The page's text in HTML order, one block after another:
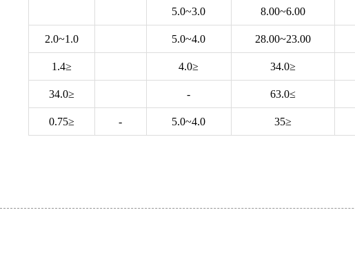
6.00~8.00
3.0~5.0
23.00~28.00
4.0~5.0
1.0~2.0
≤34.0
≤4.0
≤1.4
≥63.0
-
≤34.0
≤35
4.0~5.0
-
≤0.75